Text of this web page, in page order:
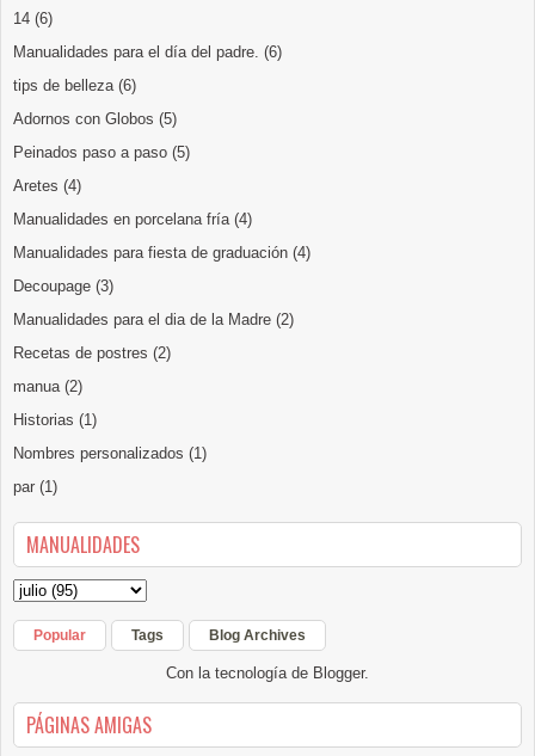
14 (6)
Manualidades para el día del padre. (6)
tips de belleza (6)
Adornos con Globos (5)
Peinados paso a paso (5)
Aretes (4)
Manualidades en porcelana fría (4)
Manualidades para fiesta de graduación (4)
Decoupage (3)
Manualidades para el dia de la Madre (2)
Recetas de postres (2)
manua (2)
Historias (1)
Nombres personalizados (1)
par (1)
MANUALIDADES
Popular Tags Blog Archives
Con la tecnología de Blogger.
PÁGINAS AMIGAS